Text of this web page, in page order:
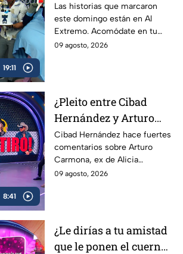
19:11
agosto 2026
Las historias que marcaron
este domingo están en Al
Extremo. Acomódate en tu
lugar favorito y disfruta de los
09 agosto, 2026
8:41
¿Pleito entre Cibad
Hernández y Arturo
Carmona? Situación
que empezó por fuertes
declaraciones
Cibad Hernández hace fuertes
comentarios sobre Arturo
Carmona, ex de Alicia
Villarreal, una situación que
09 agosto, 2026
¿Le dirías a tu amistad
que le ponen el cuerno?